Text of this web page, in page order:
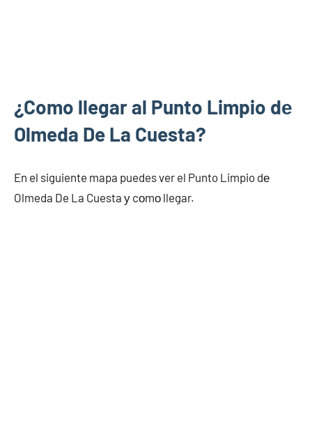
¿Como llegar al Punto Limpio dе
Olmeda De La Cuesta?
En el siguiente mapa puedes ver el Punto Limpio dе
Olmeda De La Cuesta у cοmο llegar.